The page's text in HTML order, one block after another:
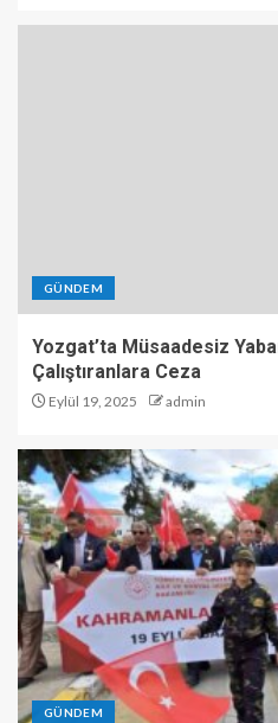
GÜNDEM
Yozgat’ta Müsaadesiz
Çalıştıranlara Ceza
Eylül 19, 2025 admin
GÜNDEM